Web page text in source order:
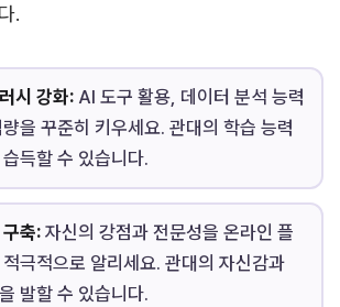
.
시 강화:AI 도구 활용, 데이터 분석 능력
을 꾸준히 키우세요. 관대의 학습 능력
득할 수 있습니다.
축:자신의 강점과 전문성을 온라인 플
극적으로 알리세요. 관대의 자신감과
발할 수 있습니다.